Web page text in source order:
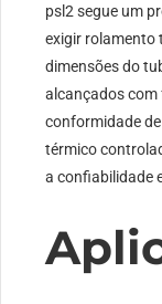
psl2 segue um
exigir rolamento
dimensões do
alcançados com
conformidade
térmico
a confiabilidade